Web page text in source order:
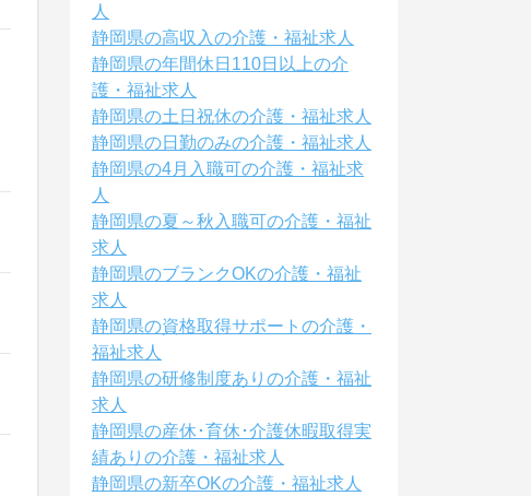
人
静岡県の高収入の介護・福祉求人
静岡県の年間休日110日以上の介
護・福祉求人
静岡県の土日祝休の介護・福祉求人
静岡県の日勤のみの介護・福祉求人
静岡県の4月入職可の介護・福祉求
人
静岡県の夏～秋入職可の介護・福祉
求人
静岡県のブランクOKの介護・福祉
求人
静岡県の資格取得サポートの介護・
福祉求人
静岡県の研修制度ありの介護・福祉
求人
静岡県の産休･育休･介護休暇取得実
績ありの介護・福祉求人
静岡県の新卒OKの介護・福祉求人